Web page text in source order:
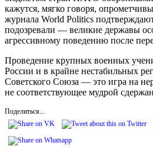
кажутся, мягко говоря,
журнала World Politics
подозревали — великие державы
агрессивному поведению после
Проведение крупных военных
России и в крайне нестабильных
Советского Союза — это игра на
не соответствующее мудрой
Поделиться...